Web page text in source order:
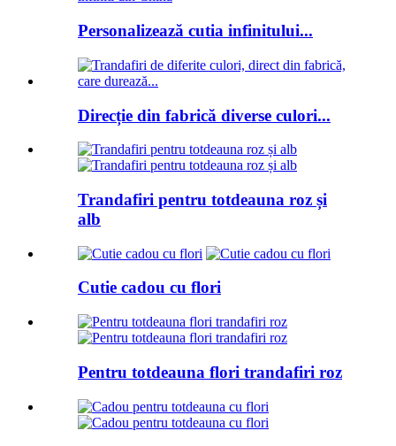
Personalizează cutia infinitului...
Direcție din fabrică diverse culori...
Trandafiri pentru totdeauna roz și
alb
Cutie cadou cu flori
Pentru totdeauna flori trandafiri roz